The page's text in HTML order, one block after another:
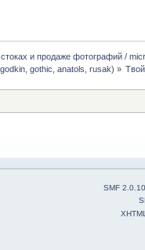
и продаже фотографий /
godkin,gothic,anatols,rusak) »
SMF